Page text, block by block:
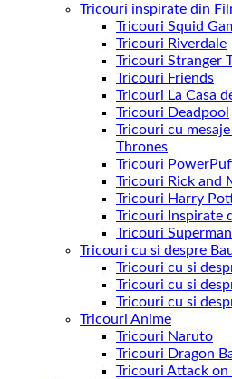
Tricouri inspirate din
Tricouri Squid
Tricouri Riverdale
Tricouri Stranger
Tricouri Friends
Tricouri La Casa
Tricouri Deadpool
Tricouri cu
Thrones
Tricouri
Tricouri Rick and
Tricouri Harry
Tricouri Inspirate
Tricouri Superman
Tricouri cu si despre
Tricouri cu si
Tricouri cu si
Tricouri cu si
Tricouri Anime
Tricouri Naruto
Tricouri Dragon
Tricouri Attack on